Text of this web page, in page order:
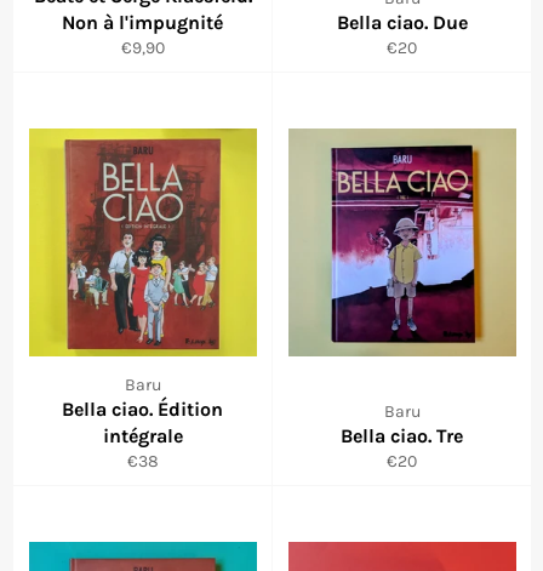
Non à l'impugnité
Prix
€9,90
Bella ciao. Due
Prix
€20
Baru
Bella ciao. Édition
intégrale
Prix
€38
Baru
Bella ciao. Tre
Prix
€20